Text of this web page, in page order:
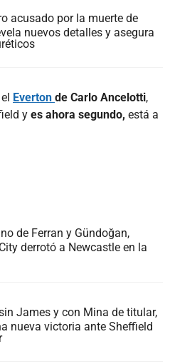
acusado por la muerte de
nuevos detalles y asegura
Everton de Carlo Ancelotti,
y es ahora segundo, está a
de Ferran y Gündoğan,
derrotó a Newcastle en la
James y con Mina de titular,
nueva victoria ante Sheffield